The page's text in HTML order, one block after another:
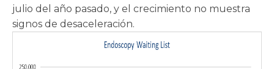
julio del año pasado, y el crecimiento no muestra
signos de desaceleración.